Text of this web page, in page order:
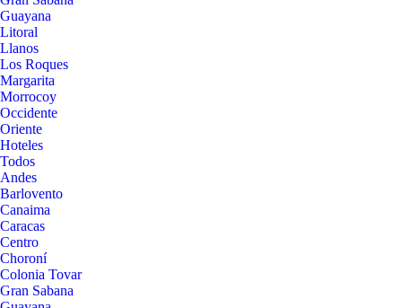
Guayana
Litoral
Llanos
Los Roques
Margarita
Morrocoy
Occidente
Oriente
Hoteles
Todos
Andes
Barlovento
Canaima
Caracas
Centro
Choroní
Colonia Tovar
Gran Sabana